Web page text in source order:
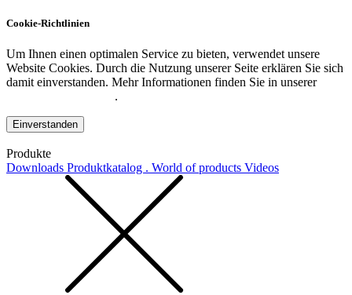
Cookie-Richtlinien
Um Ihnen einen optimalen Service zu bieten, verwendet unsere
Website Cookies. Durch die Nutzung unserer Seite erklären Sie sich
damit einverstanden. Mehr Informationen finden Sie in unserer
.
Einverstanden
Produkte
Downloads Produktkatalog . World of products Videos